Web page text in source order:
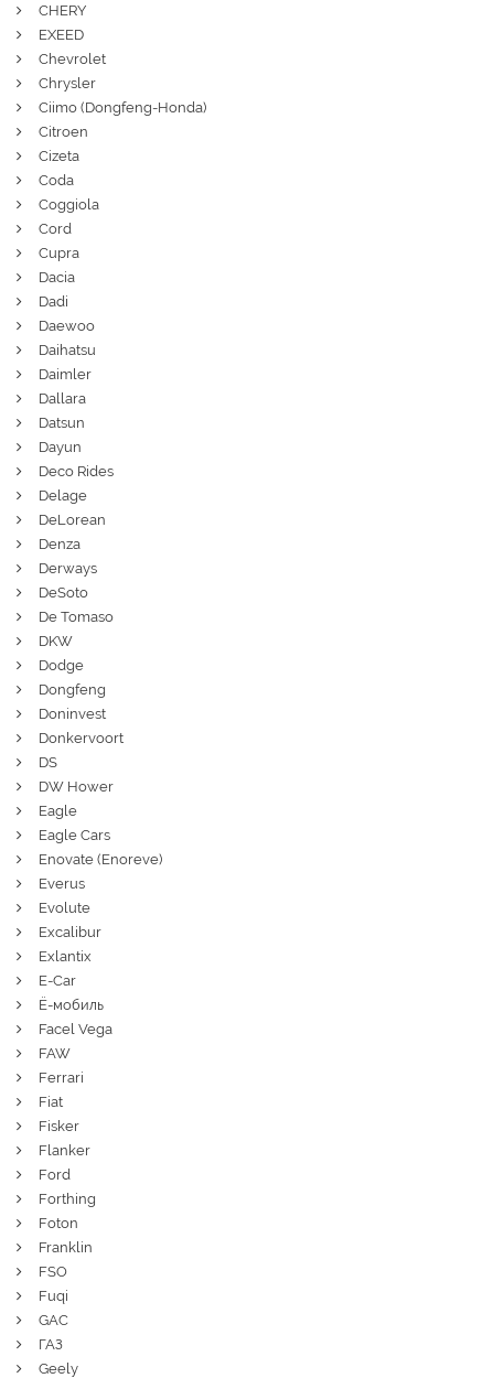
CHERY
EXEED
Chevrolet
Chrysler
Ciimo (Dongfeng-Honda)
Citroen
Cizeta
Coda
Coggiola
Cord
Cupra
Dacia
Dadi
Daewoo
Daihatsu
Daimler
Dallara
Datsun
Dayun
Deco Rides
Delage
DeLorean
Denza
Derways
DeSoto
De Tomaso
DKW
Dodge
Dongfeng
Doninvest
Donkervoort
DS
DW Hower
Eagle
Eagle Cars
Enovate (Enoreve)
Everus
Evolute
Excalibur
Exlantix
E-Car
Ё-мобиль
Facel Vega
FAW
Ferrari
Fiat
Fisker
Flanker
Ford
Forthing
Foton
Franklin
FSO
Fuqi
GAC
ГАЗ
Geely